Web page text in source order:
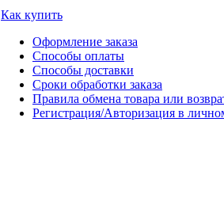
Как купить
Оформление заказа
Способы оплаты
Способы доставки
Сроки обработки заказа
Правила обмена товара или
Регистрация/Авторизация в